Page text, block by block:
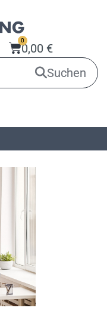
0,00 €
0
Suchen